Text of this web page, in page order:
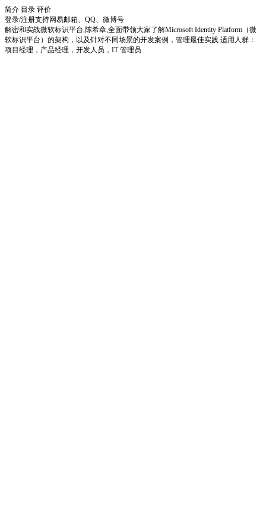
简介 目录 评价
登录/注册支持网易邮箱、QQ、微博号
解密和实战微软标识平台,陈希章,全面带领大家了解Microsoft Identity Platform（微
软标识平台）的架构，以及针对不同场景的开发案例，管理最佳实践 适用人群：
项目经理，产品经理，开发人员，IT 管理员